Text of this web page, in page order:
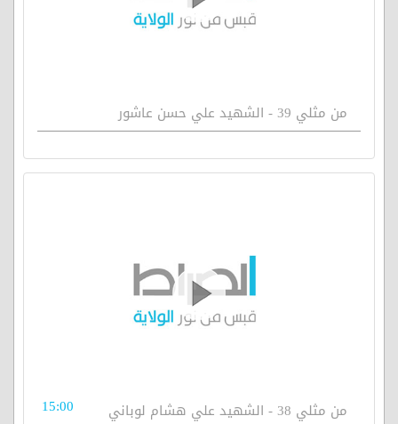
من مثلي 39 - الشهيد علي حسن عاشور
من مثلي 38 - الشهيد علي هشام لوباني 15:00